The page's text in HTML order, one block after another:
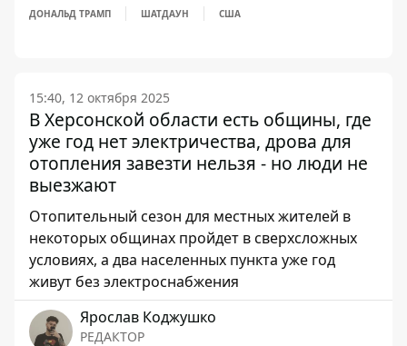
ДОНАЛЬД ТРАМП ШАТДАУН США
15:40, 12 октября 2025
В Херсонской области есть общины, где
уже год нет электричества, дрова для
отопления завезти нельзя - но люди не
выезжают
Отопительный сезон для местных жителей в
некоторых общинах пройдет в сверхсложных
условиях, а два населенных пункта уже год
живут без электроснабжения
Ярослав Коджушко
РЕДАКТОР